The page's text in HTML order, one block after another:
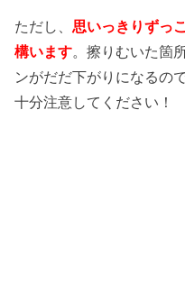
ただし、 思いっきりずっ
構います 。擦りむいた箇
ンがだだ下がりになるの
十分注意してください！